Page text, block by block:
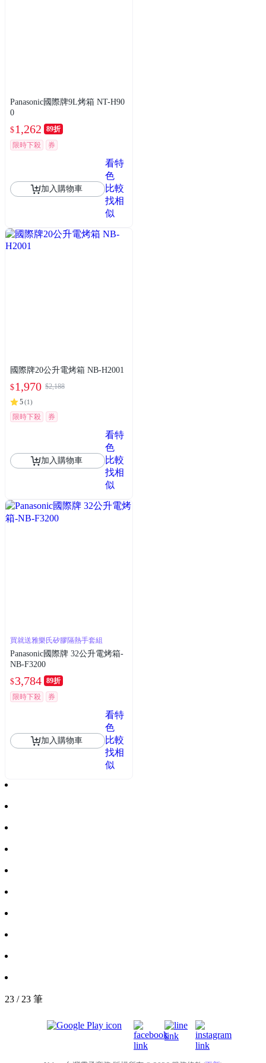
Panasonic國際牌9L烤箱 NT-H90
0
$1,262
89折
限時下殺
券
加入購物車
看特
色
比較
找相
似
國際牌20公升電烤箱 NB-H2001
$1,970 $2,188
5(1)
限時下殺 券
加入購物車
看特
色
比較
找相
似
買就送雅樂氏矽膠隔熱手套組
Panasonic國際牌 32公升電烤箱-
NB-F3200
$3,784 89折
限時下殺
券
加入購物車
看特
色
比較
找相
似
23 / 23 筆